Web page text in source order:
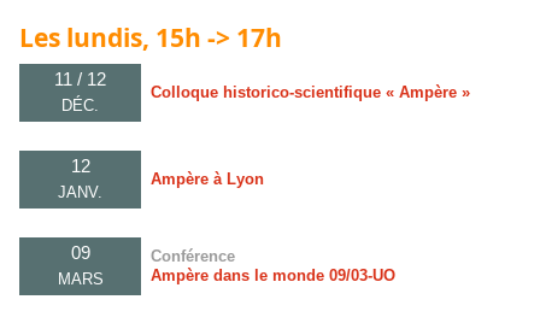
Les lundis, 15h -> 17h
11 / 12
DÉC.
Colloque historico-scientifique « Ampère »
12
JANV.
Ampère à Lyon
09
MARS
Conférence
Ampère dans le monde 09/03-UO